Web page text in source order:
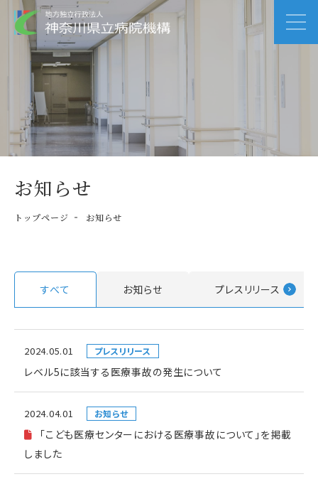
お知らせ
トップページ お知らせ
すべて お知らせ プレスリリース
2024.05.01 プレスリリース
レベル5に該当する医療事故の発生について
2024.04.01 お知らせ
「こども医療センターにおける医療事故について」を掲載
しました